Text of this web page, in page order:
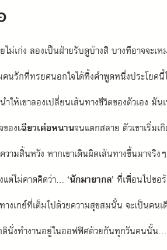
ไม่เก่ง ลองเป็นฝ่ายรับดูบ้างสิ บางทีอาจจะเ
นรักที่ทรยศนอกใจได้ทิ้งคำพูดหนึ่งประโยคนี้
ำให้เขาลองเปลี่ยนเส้นทางชีวิตของตัวเอง
ของเฉียวเค่อหนานจนแตกสลาย ตัวเขาเริ่มเ
วามสิ้นหวัง หากเขาเดินผิดเส้นทางขึ้นมาจริ
แต่ไม่คาดคิดว่า... ‘นักมายากล’ ที่เพื่อนไปขอ
างเกย์ที่เต็มไปด้วยความสุขสมนั้น จะเป็นคน
นั่งทำงานอยู่ในออฟฟิศด้วยกันทุกวันคนนั้น...